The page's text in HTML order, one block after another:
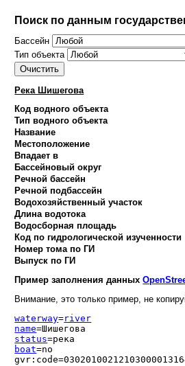
Поиск по данным
Бассейн
Тип объекта
Река Шишегова
Код водного объекта
Тип водного объекта
Название
Местоположение
Впадает в
Бассейновый округ
Речной бассейн
Речной подбассейн
Водохозяйственный участок
Длина водотока
Водосборная площадь
Код по гидрологической изученности
Номер тома по ГИ
Выпуск по ГИ
Пример заполнения данных
Внимание, это только пример, не
waterway=river
name=Шишегова
status=река
boat=no